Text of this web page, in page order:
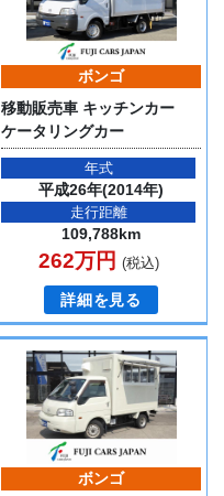
ボンゴ
移動販売車 キッチンカー
ケータリングカー
年式
平成26年(2014年)
走行距離
109,788km
262万円 (税込)
詳細を見る
ボンゴ